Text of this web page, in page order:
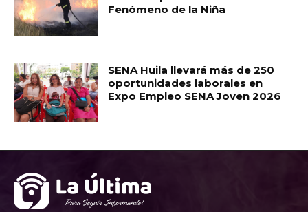
Fenómeno de la Niña
SENA Huila llevará más de 250
oportunidades laborales en
Expo Empleo SENA Joven 2026